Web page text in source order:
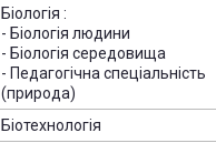
Біологія :
- Біологія людини
- Біологія середовища
- Педагогічна спеціальність
(природа)
Біотехнологія